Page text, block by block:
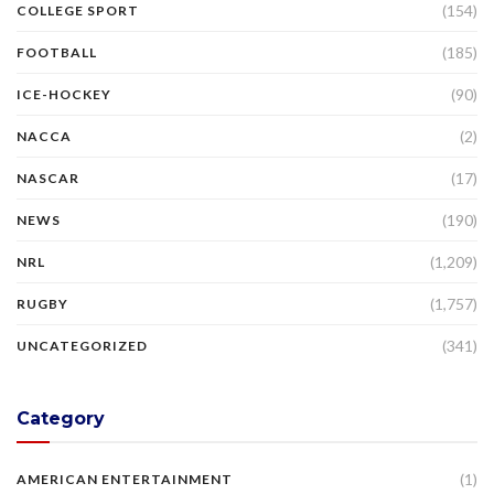
COLLEGE SPORT (154)
FOOTBALL (185)
ICE-HOCKEY (90)
NACCA (2)
NASCAR (17)
NEWS (190)
NRL (1,209)
RUGBY (1,757)
UNCATEGORIZED (341)
Category
AMERICAN ENTERTAINMENT (1)